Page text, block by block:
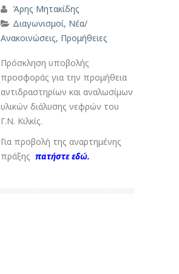
Άρης Μητακίδης
Διαγωνισμοί, Νέα/
Ανακοινώσεις, Προμήθειες
Πρόσκληση υποβολής
προσφοράς για την προμήθεια
αντιδραστηρίων και αναλωσίμων
υλικών διάλυσης νεφρών του
Γ.Ν. Κιλκίς.
Για προβολή της αναρτημένης
πράξης πατήστε εδώ.